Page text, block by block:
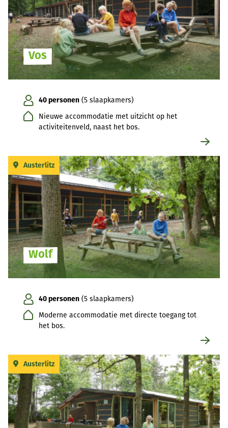
Vos
40 personen (5 slaapkamers)
Nieuwe accommodatie met uitzicht op het
activiteitenveld, naast het bos.
Austerlitz
Wolf
40 personen (5 slaapkamers)
Moderne accommodatie met directe toegang tot
het bos.
Austerlitz